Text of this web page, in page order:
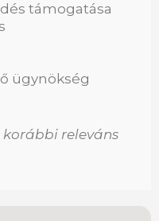
támogatása
ügynökség
korábbi releváns